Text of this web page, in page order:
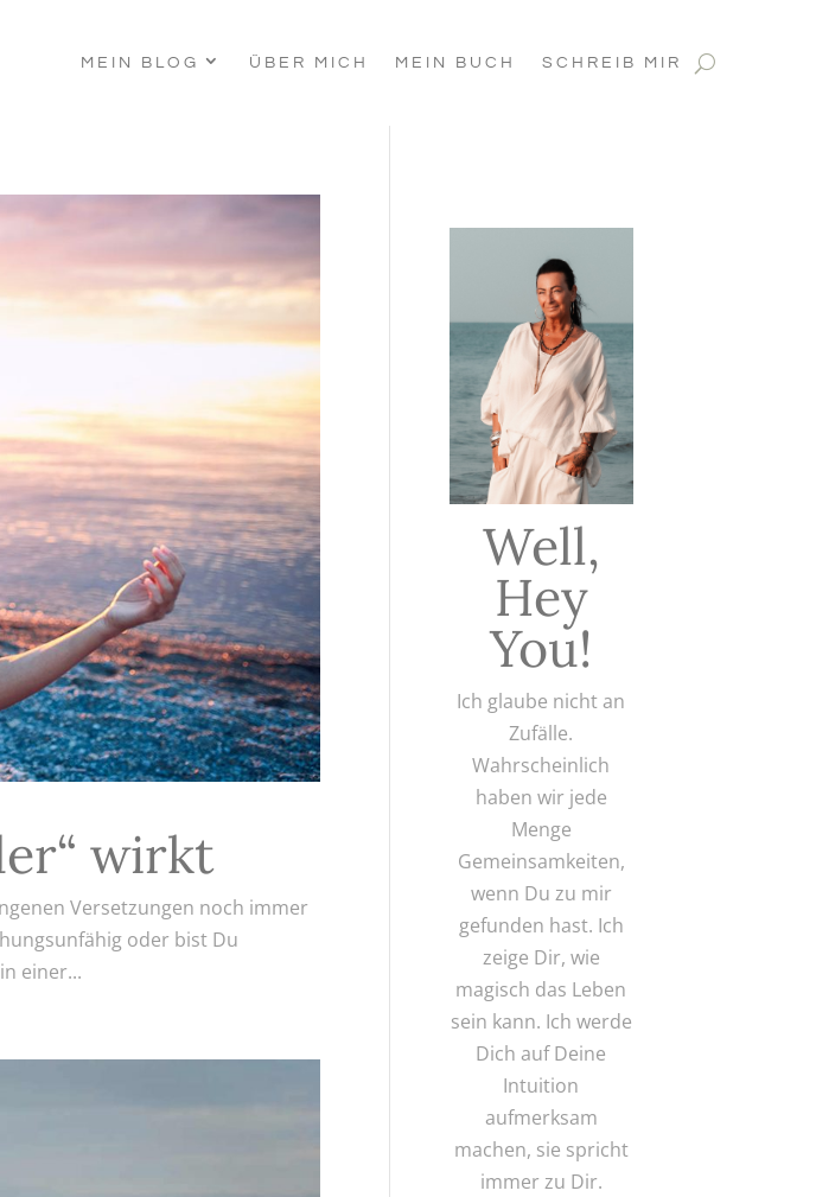
MEIN BLOG ÜBER MICH MEIN BUCH SCHREIB MIR
wirkt
Versetzungen noch immer
oder bist Du
einer...
Well,
Hey
You!
Ich glaube nicht an
Zufälle.
Wahrscheinlich
haben wir jede
Menge
Gemeinsamkeiten,
wenn Du zu mir
gefunden hast. Ich
zeige Dir, wie
magisch das Leben
sein kann. Ich werde
Dich auf Deine
Intuition
aufmerksam
machen, sie spricht
immer zu Dir.